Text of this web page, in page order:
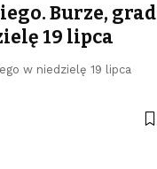
Burze, grad
19 lipca
w niedzielę 19 lipca